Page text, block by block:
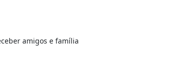
amigos e família